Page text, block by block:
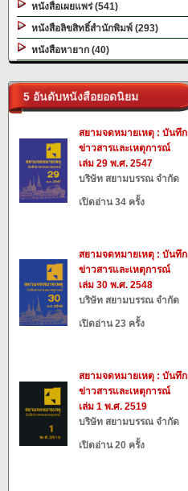
หนังสือเผยแพร่ (541)
หนังสือลิขสิทธิ์สำนักพิมพ์ (293)
หนังสือหายาก (40)
5 อันดับหนังสือยอดนิยม
สยามจดหมายเหตุ : บันทึก
ข่าวสารและเหตุการณ์
เล่ม 29 พ.ศ. 2547
บริษัท สยามบรรณ จำกัด
เปิดอ่าน 34 ครั้ง
สยามจดหมายเหตุ : บันทึก
ข่าวสารและเหตุการณ์
เล่ม 30 พ.ศ. 2548
บริษัท สยามบรรณ จำกัด
เปิดอ่าน 23 ครั้ง
สยามจดหมายเหตุ : บันทึก
ข่าวสารและเหตุการณ์
เล่ม 1 พ.ศ. 2519
บริษัท สยามบรรณ จำกัด
เปิดอ่าน 20 ครั้ง